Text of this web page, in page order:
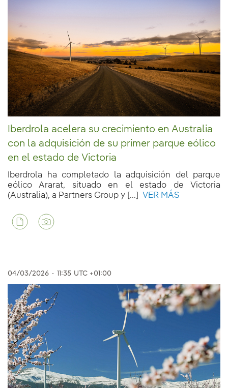
Iberdrola acelera su crecimiento en Australia
con la adquisición de su primer parque eólico
en el estado de Victoria
Iberdrola ha completado la adquisición del parque
eólico Ararat, situado en el estado de Victoria
(Australia), a Partners Group y [...]
VER MÁS
04/03/2026 - 11:35 UTC +01:00